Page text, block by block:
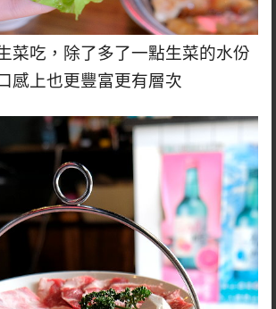
菜吃，除了多了一點生菜的水份
感上也更豐富更有層次